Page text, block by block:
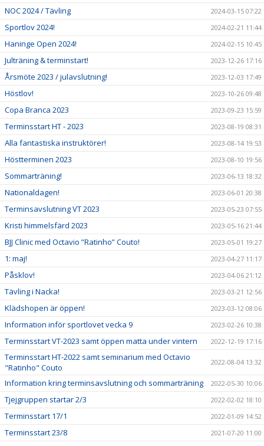
NOC 2024 / Tävling 2024-03-15 07:22
Sportlov 2024! 2024-02-21 11:44
Haninge Open 2024! 2024-02-15 10:45
Julträning & terminstart! 2023-12-26 17:16
Årsmöte 2023 / julavslutning! 2023-12-03 17:49
Höstlov! 2023-10-26 09:48
Copa Branca 2023 2023-09-23 15:59
Terminsstart HT - 2023 2023-08-19 08:31
Alla fantastiska instruktörer! 2023-08-14 19:53
Höstterminen 2023 2023-08-10 19:56
Sommarträning! 2023-06-13 18:32
Nationaldagen! 2023-06-01 20:38
Terminsavslutning VT 2023 2023-05-23 07:55
Kristi himmelsfärd 2023 2023-05-16 21:44
BJJ Clinic med Octavio ”Ratinho” Couto! 2023-05-01 19:27
1: maj! 2023-04-27 11:17
Påsklov! 2023-04-06 21:12
Tävling i Nacka! 2023-03-21 12:56
Klädshopen är öppen! 2023-03-12 08:06
Information inför sportlovet vecka 9 2023-02-26 10:38
Terminsstart VT-2023 samt öppen matta under vintern 2022-12-19 17:16
Terminsstart HT-2022 samt seminarium med Octavio
"Ratinho" Couto
2022-08-04 13:32
Information kring terminsavslutning och sommarträning 2022-05-30 10:06
Tjejgruppen startar 2/3 2022-02-02 18:10
Terminsstart 17/1 2022-01-09 14:52
Terminsstart 23/8 2021-07-20 11:00